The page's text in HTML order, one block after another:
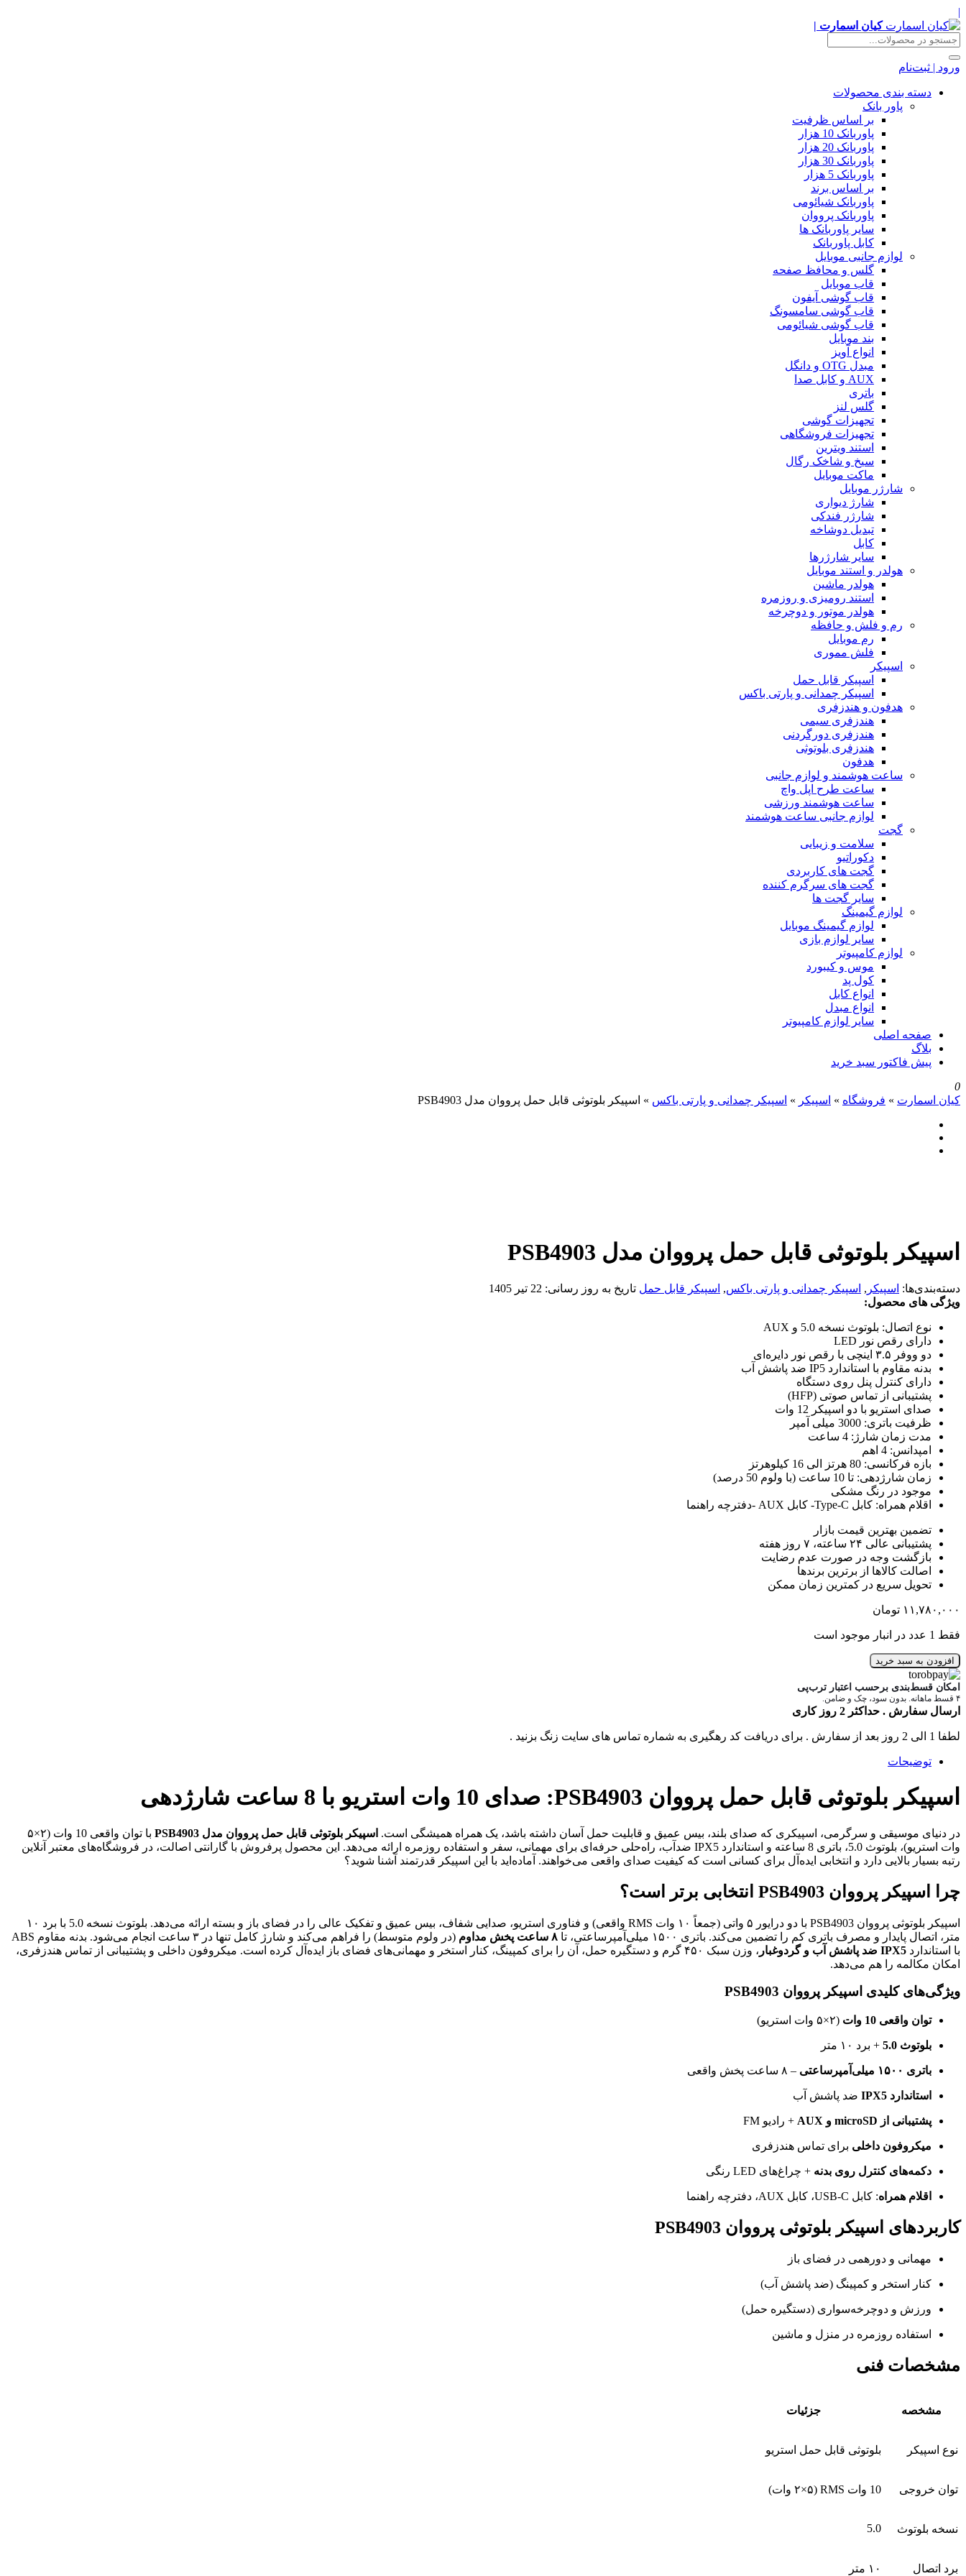
|
کیان اسمارت |
ورود | ثبت‌نام
دسته بندی محصولات
پاور بانک
بر اساس ظرفیت
پاوربانک 10 هزار
پاوربانک 20 هزار
پاوربانک 30 هزار
پاوربانک 5 هزار
بر اساس برند
پاوربانک شیائومی
پاوربانک پرووان
سایر پاوربانک ها
کابل پاوربانک
لوازم جانبی موبایل
گلس و محافظ صفحه
قاب موبایل
قاب گوشی آیفون
قاب گوشی سامسونگ
قاب گوشی شیائومی
بند موبایل
انواع آویز
مبدل OTG و دانگل
AUX و کابل صدا
باتری
گلس لنز
تجهیزات گوشی
تجهیزات فروشگاهی
استند ویترین
سیخ و شاخک رگال
ماکت موبایل
شارژر موبایل
شارژ دیواری
شارژر فندکی
تبدیل دوشاخه
کابل
سایر شارژرها
هولدر و استند موبایل
هولدر ماشین
استند رومیزی و روزمره
هولدر موتور و دوچرخه
رم و فلش و حافظه
رم موبایل
فلش مموری
اسپیکر
اسپیکر قابل حمل
اسپیکر چمدانی و پارتی باکس
هدفون و هندزفری
هندزفری سیمی
هندزفری دورگردنی
هندزفری بلوتوثی
هدفون
ساعت هوشمند و لوازم جانبی
ساعت طرح اپل واچ
ساعت هوشمند ورزشی
لوازم جانبی ساعت هوشمند
گجت
سلامت و زیبایی
دکوراتیو
گجت های کاربردی
گجت های سرگرم کننده
سایر گجت ها
لوازم گیمینگ
لوازم گیمینگ موبایل
سایر لوازم بازی
لوازم کامپیوتر
موس و کیبورد
کول پد
انواع کابل
انواع مبدل
سایر لوازم کامپیوتر
صفحه اصلی
بلاگ
پیش فاکتور سبد خرید
0
کیان اسمارت » فروشگاه » اسپیکر » اسپیکر چمدانی و پارتی باکس » اسپیکر بلوتوثی قابل حمل پرووان مدل PSB4903
اسپیکر بلوتوثی قابل حمل پرووان مدل PSB4903
دسته‌بندی‌ها: اسپیکر , اسپیکر چمدانی و پارتی باکس, اسپیکر قابل حمل تاریخ به روز رسانی: 22 تیر 1405
ویژگی های محصول:
نوع اتصال: بلوتوث نسخه 5.0 و AUX
دارای رقص نور LED
دو ووفر ۳.۵ اینچی با رقص نور دایره‌ای
بدنه مقاوم با استاندارد IP5 ضد پاشش آب
دارای کنترل پنل روی دستگاه
پشتیبانی از تماس صوتی (HFP)
صدای استریو با دو اسپیکر 12 وات
ظرفیت باتری: 3000 میلی آمپر
مدت زمان شارژ: 4 ساعت
امپدانس: 4 اهم
بازه فرکانسی: 80 هرتز الی 16 کیلوهرتز
زمان شارژدهی: تا 10 ساعت (با ولوم 50 درصد)
موجود در رنگ مشکی
اقلام همراه: کابل Type-C- کابل AUX -دفترچه راهنما
تضمین بهترین قیمت بازار
پشتیبانی عالی ۲۴ ساعته، ۷ روز هفته
بازگشت وجه در صورت عدم رضایت
اصالت کالاها از برترین برندها
تحویل سریع در کمترین زمان ممکن
۱۱,۷۸۰,۰۰۰ تومان
فقط 1 عدد در انبار موجود است
افزودن به سبد خرید
امکان قسط‌بندی برحسب اعتبار ترب‌پی
۴ قسط ماهانه. بدون سود، چک و ضامن.
ارسال سفارش . حداکثر 2 روز کاری
لطفا 1 الی 2 روز بعد از سفارش . برای دریافت کد رهگیری به شماره تماس های سایت زنگ بزنید .
توضیحات
اسپیکر بلوتوثی قابل حمل پرووان PSB4903: صدای 10 وات استریو با 8 ساعت شارژدهی
در دنیای موسیقی و سرگرمی، اسپیکری که صدای بلند، بیس عمیق و قابلیت حمل آسان داشته باشد، یک همراه همیشگی است. اسپیکر بلوتوثی قابل حمل پرووان مدل PSB4903
با توان واقعی 10 وات (۲×۵
وات استریو)، بلوتوث 5.0، باتری 8 ساعته و استاندارد IPX5 ضدآب، راه‌حلی حرفه‌ای برای مهمانی، سفر و استفاده روزمره ارائه می‌دهد. این محصول پرفروش با گارانتی اصالت، در فروشگاه‌های معتبر آنلاین
رتبه بسیار بالایی دارد و انتخابی ایده‌آل برای کسانی است که کیفیت صدای واقعی می‌خواهند. آماده‌اید با این اسپیکر قدرتمند آشنا شوید؟
چرا اسپیکر پرووان PSB4903 انتخابی برتر است؟
اسپیکر بلوتوثی پرووان PSB4903 با دو درایور ۵ واتی (جمعاً ۱۰ وات RMS واقعی) و فناوری استریو، صدایی شفاف، بیس عمیق و تفکیک عالی را در فضای باز و بسته ارائه می‌دهد. بلوتوث نسخه 5.0 با برد ۱۰
متر، اتصال پایدار و مصرف باتری کم را تضمین می‌کند. باتری ۱۵۰۰ میلی‌آمپرساعتی، تا
۸ ساعت پخش مداوم
(در ولوم متوسط) را فراهم می‌کند و شارژ کامل تنها در ۳ ساعت انجام می‌شود. بدنه مقاوم ABS
با استاندارد IPX5 ضد پاشش آب و گردوغبار
، وزن سبک ۴۵۰ گرم و دستگیره حمل، آن را برای کمپینگ، کنار استخر و مهمانی‌های فضای باز ایده‌آل کرده است. میکروفون داخلی و پشتیبانی از تماس هندزفری،
امکان مکالمه را هم می‌دهد.
ویژگی‌های کلیدی اسپیکر پرووان PSB4903
توان واقعی 10 وات (۲×۵ وات استریو)
بلوتوث 5.0 + برد ۱۰ متر
باتری ۱۵۰۰ میلی‌آمپرساعتی – ۸ ساعت پخش واقعی
استاندارد IPX5 ضد پاشش آب
پشتیبانی از microSD و AUX + رادیو FM
میکروفون داخلی برای تماس هندزفری
دکمه‌های کنترل روی بدنه + چراغ‌های LED رنگی
اقلام همراه: کابل USB-C، کابل AUX، دفترچه راهنما
کاربردهای اسپیکر بلوتوثی پرووان PSB4903
مهمانی و دورهمی در فضای باز
کنار استخر و کمپینگ (ضد پاشش آب)
ورزش و دوچرخه‌سواری (دستگیره حمل)
استفاده روزمره در منزل و ماشین
مشخصات فنی
مشخصه جزئیات
نوع اسپیکر بلوتوثی قابل حمل استریو
توان خروجی 10 وات RMS (۲×۵ وات)
نسخه بلوتوث 5.0
برد اتصال ۱۰ متر